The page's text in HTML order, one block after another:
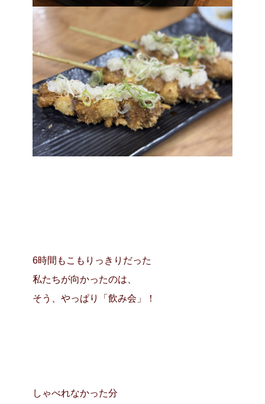
6時間もこもりっきりだった
私たちが向かったのは、
そう、やっぱり「飲み会」！
しゃべれなかった分